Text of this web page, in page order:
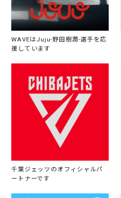
WAVEはJuju-野田樹潤-選手を応
援しています
千葉ジェッツのオフィシャルパ
ートナーです